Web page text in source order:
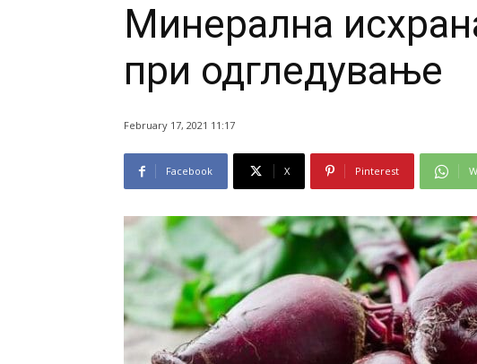
Минерална
при одгледување
February 17, 2021 11:17
Facebook X Pinterest